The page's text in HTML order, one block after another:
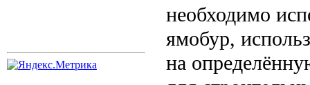
необходимо
ямобур,
на